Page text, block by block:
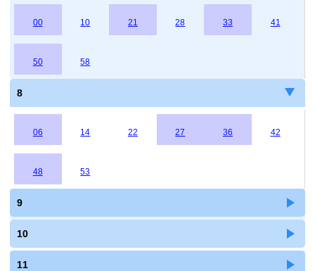
00 10 21 28 33 41
50 58
8
06 14 22 27 36 42
48 53
9
10
11